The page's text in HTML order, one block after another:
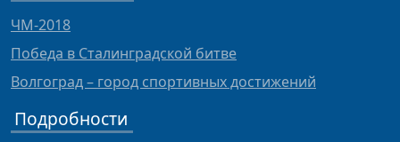
ЧМ-2018
Победа в Сталинградской битве
Волгоград – город спортивных достижений
Подробности